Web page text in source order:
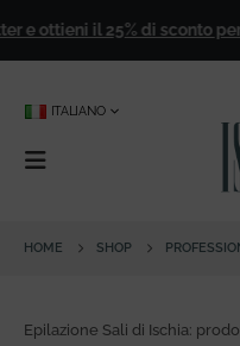
e ottieni il 25% di sconto per
ITALIANO
HOME SHOP
Epilazione Sali di Ischia: